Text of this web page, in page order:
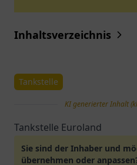
Inhaltsverzeichnis
Tankstelle
KI generierter Inhalt
Tankstelle Euroland
Sie sind der Inhaber und
übernehmen oder